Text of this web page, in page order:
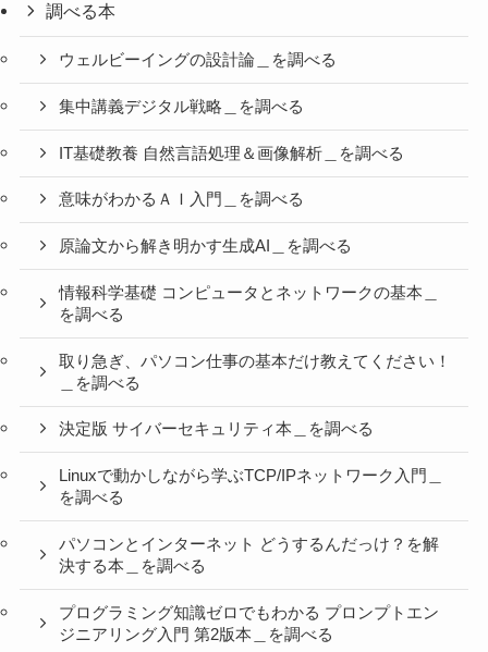
調べる本
ウェルビーイングの設計論＿を調べる
集中講義デジタル戦略＿を調べる
IT基礎教養 自然言語処理＆画像解析＿を調べる
意味がわかるＡＩ入門＿を調べる
原論文から解き明かす生成AI＿を調べる
情報科学基礎 コンピュータとネットワークの基本＿
を調べる
取り急ぎ、パソコン仕事の基本だけ教えてください！
＿を調べる
決定版 サイバーセキュリティ本＿を調べる
Linuxで動かしながら学ぶTCP/IPネットワーク入門＿
を調べる
パソコンとインターネット どうするんだっけ？を解
決する本＿を調べる
プログラミング知識ゼロでもわかる プロンプトエン
ジニアリング入門 第2版本＿を調べる